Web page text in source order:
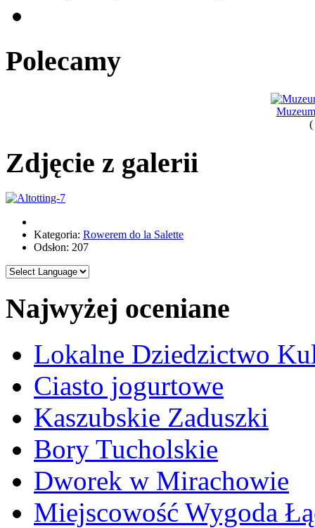
Polecamy
(
Zdjęcie z galerii
Kategoria: Rowerem do la Salette
Odsłon: 207
Najwyżej oceniane
Lokalne Dziedzictwo
Ciasto jogurtowe
Kaszubskie Zaduszki
Bory Tucholskie
Dworek w Mirachowie
Miejscowość Wygoda